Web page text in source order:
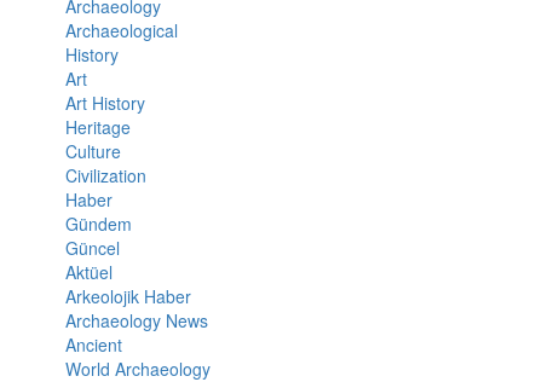
Archaeology
Archaeological
History
Art
Art History
Heritage
Culture
Civilization
Haber
Gündem
Güncel
Aktüel
Arkeolojik Haber
Archaeology News
Ancient
World Archaeology